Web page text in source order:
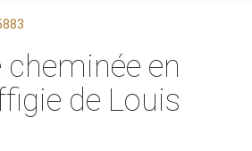
cheminée en
de Louis